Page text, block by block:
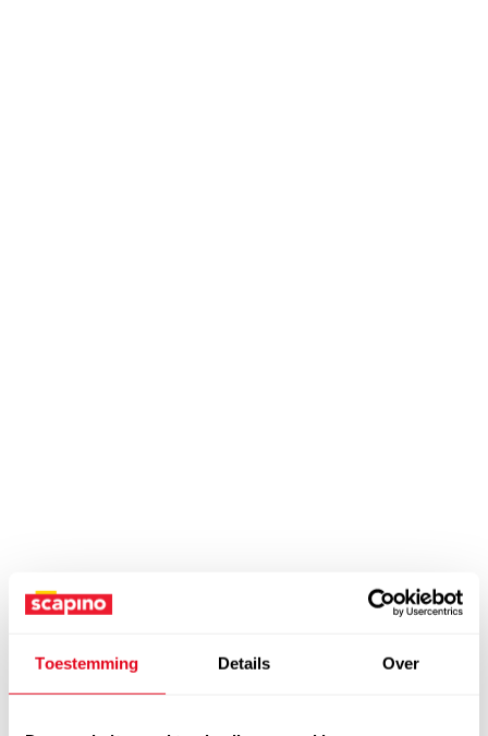
Toestemming Details Over